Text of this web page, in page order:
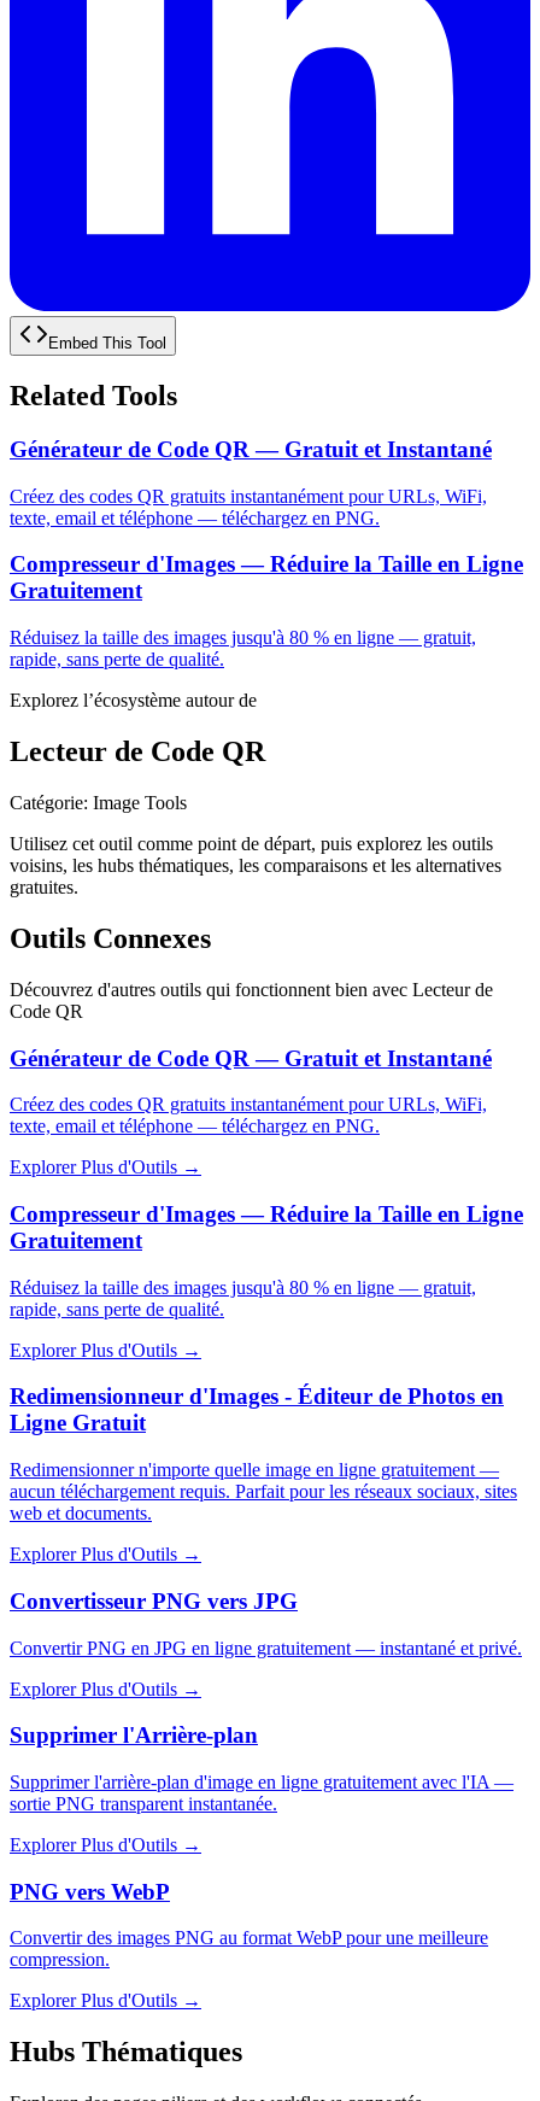
Embed This Tool
Related Tools
Générateur de Code QR — Gratuit et Instantané
Créez des codes QR gratuits instantanément pour URLs, WiFi,
texte, email et téléphone — téléchargez en PNG.
Compresseur d'Images — Réduire la Taille en Ligne
Gratuitement
Réduisez la taille des images jusqu'à 80 % en ligne — gratuit,
rapide, sans perte de qualité.
Explorez l’écosystème autour de
Lecteur de Code QR
Catégorie: Image Tools
Utilisez cet outil comme point de départ, puis explorez les outils
voisins, les hubs thématiques, les comparaisons et les alternatives
gratuites.
Outils Connexes
Découvrez d'autres outils qui fonctionnent bien avec Lecteur de
Code QR
Générateur de Code QR — Gratuit et Instantané
Créez des codes QR gratuits instantanément pour URLs, WiFi,
texte, email et téléphone — téléchargez en PNG.
Explorer Plus d'Outils →
Compresseur d'Images — Réduire la Taille en Ligne
Gratuitement
Réduisez la taille des images jusqu'à 80 % en ligne — gratuit,
rapide, sans perte de qualité.
Explorer Plus d'Outils →
Redimensionneur d'Images - Éditeur de Photos en
Ligne Gratuit
Redimensionner n'importe quelle image en ligne gratuitement —
aucun téléchargement requis. Parfait pour les réseaux sociaux, sites
web et documents.
Explorer Plus d'Outils →
Convertisseur PNG vers JPG
Convertir PNG en JPG en ligne gratuitement — instantané et privé.
Explorer Plus d'Outils →
Supprimer l'Arrière-plan
Supprimer l'arrière-plan d'image en ligne gratuitement avec l'IA —
sortie PNG transparent instantanée.
Explorer Plus d'Outils →
PNG vers WebP
Convertir des images PNG au format WebP pour une meilleure
compression.
Explorer Plus d'Outils →
Hubs Thématiques